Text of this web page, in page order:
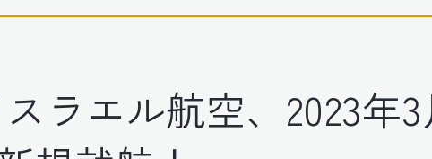
ラエル航空、2023年